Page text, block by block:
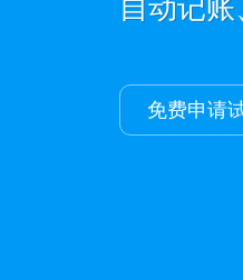
自动记
免费申请